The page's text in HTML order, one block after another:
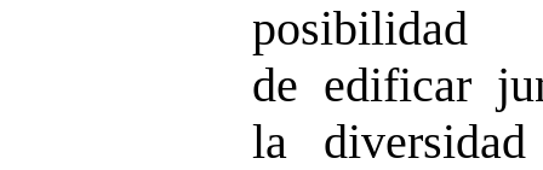
de edificar
la